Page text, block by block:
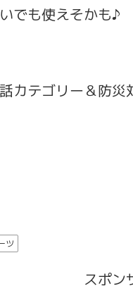
でも使えそかも♪
カテゴリー＆防災
ツ
スポン